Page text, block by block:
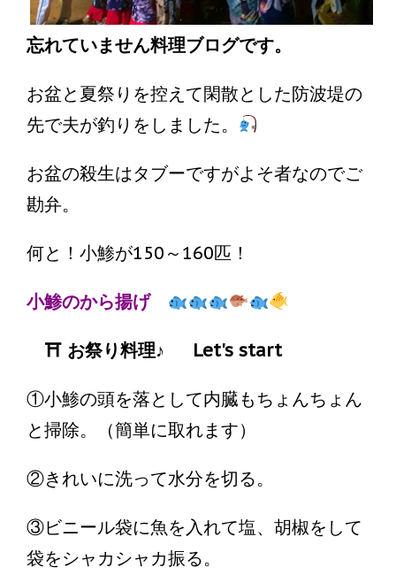
忘れていません料理ブログです。
お盆と夏祭りを控えて閑散とした防波堤の
先で夫が釣りをしました。
お盆の殺生はタブーですがよそ者なのでご
勘弁。
何と！小鯵が150～160匹！
小鯵のから揚げ
⛩ お祭り料理♪ Let's start
①小鯵の頭を落として内臓もちょんちょん
と掃除。（簡単に取れます）
②きれいに洗って水分を切る。
③ビニール袋に魚を入れて塩、胡椒をして
袋をシャカシャカ振る。